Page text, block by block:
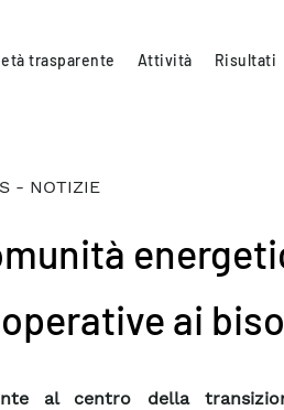
trasparente Attività Risultati
- NOTIZIE
ai
al centro della